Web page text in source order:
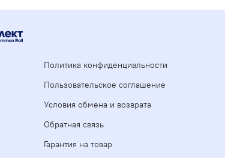
Политика конфиденциальности
Пользовательское соглашение
Условия обмена и возврата
Обратная связь
Гарантия на товар